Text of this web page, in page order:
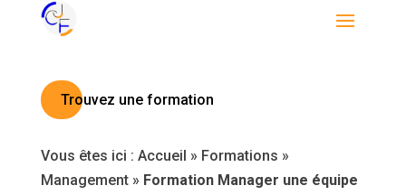
Trouvez une formation
Vous êtes ici : Accueil » Formations »
Management» Formation Manager une équipe